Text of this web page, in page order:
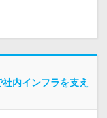
内インフラを支え